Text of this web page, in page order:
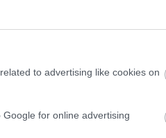
to advertising like cookies on
for online advertising
και αν δεν
να κάνει
με πολύ ωραίο
μπορεί να